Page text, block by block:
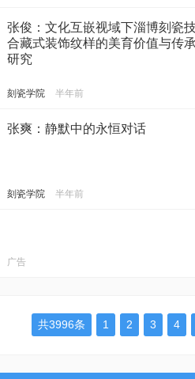
张俊：文化互嵌视域下淄博刻瓷
合藏式装饰纹样的美育价值与传
研究
刻瓷学院 半年前
张爽：静默中的永恒对话
刻瓷学院 半年前
广告
共3996条 1 2 3 4